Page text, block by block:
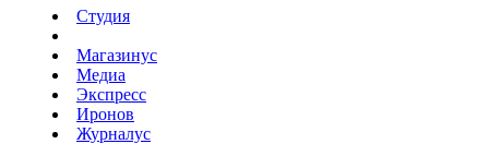
Студия
Магазинус
Медиа
Экспресс
Иронов
Журналус